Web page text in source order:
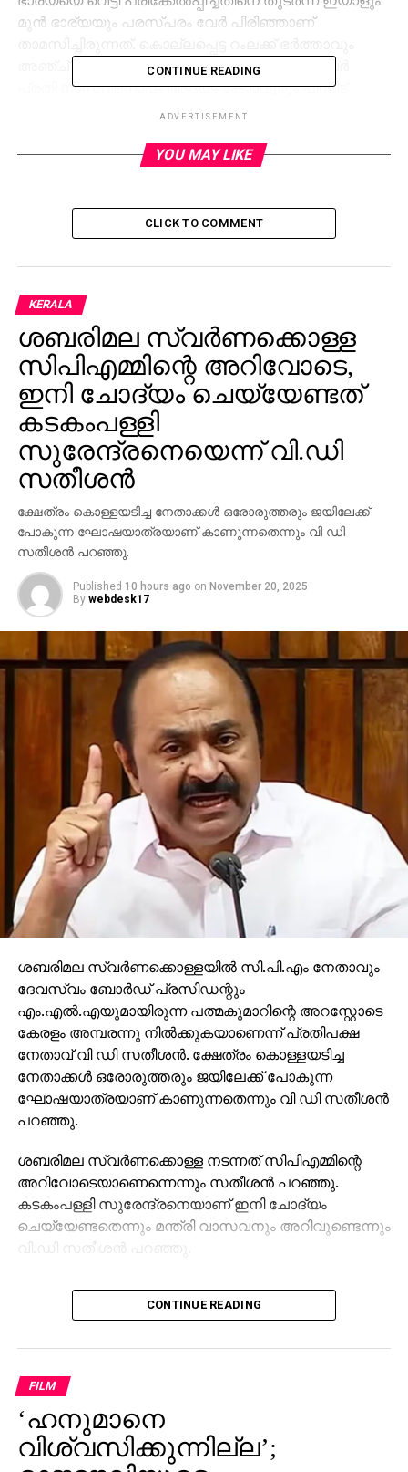
മുന്‍ ഭാര്യയും പരസ്പരം വേര്‍ പിരിഞ്ഞാണ്
അഞ്ച് മക്കളുമുണ്ട്. ഇവരുമായി പിണങ്ങിയ ഇവര്‍
പ്രതി നാസറിനൊപ്പം ആദ്യം കോാവുരും പിന്നീട്
പെരിങ്ങോളത്ത് ഭര്‍ത്താവും ഭാര്യയുമാണെന്ന് പറഞ്ഞ്
മെഡിക്കല്‍ കോളജ് ഭാഗത്ത് റംല കടകളില്‍
പോകാറുണ്ടായിരുന്നു. പ്രതി നാസര്‍ കോഴിക്കോട്
കാന്താരി മുളക് കച്ചവടവും പാളയത്ത് കോഴിമുട്ട
പോകേണ്ടയെന്ന്പറഞ്ഞത് അനുസ്സരിക്കത്തതാണ്
കൊലപതകാത്തിന് കാരണമെന്ന് പ്രതി പൊലീസിനോട്
പറഞ്ഞു. വ്യാജ വിലാസത്തില്‍ ഐ.ഡി ഉണ്ടാക്കിയാണ്
നാസറും റംലയും വാടകക്ക് മുറിയെടുത്തത്.കൊലക്ക്
ശേഷം മുങ്ങിയ നാസറിനെ കണ്ടെത്താന്‍ഇതുമൂലം
പൊലീസിന് ബുദ്ധിമുട്ടായി. വാടക വീട്ടില്‍
നിന്ന്തലയണക്കടിയില്‍ വെച്ച മരുന്നിന്റെ ഷീട്ടില്‍
എഴുതിയ പേരും വീട്ടുപേരുമാണ് പ്രതിയെ
വലയിലാക്കാന്‍ പൊലീസിനെ സഹായിച്ചത്.
ഇരുപത്തി മൂന്നോളം ആസ്പത്രിയില്‍ നിന്നായി
നടത്തിയ തെളിവെടുപ്പിലാണ് പ്രതിയെ കുറിച്ച്
കൃത്യമായ സൂചന പൊലീസിന് ലഭിച്ചത്. റംലയുടെ
മുന്‍ ഭര്‍ത്താവിന്റെപേരും നാസര്‍ എന്ന് തന്നെയാണ് .
തിരൂര്‍ ഉണ്ണ്യാലിലുള്ള ഭാര്യ വീട്ടില്‍ വെച്ചാണ്
പ്രതിയെ പിടികൂടിയത്. കോടതിയില്‍ ഹാജരാക്കിയ
പ്രതിയെ അഞ്ച് ദിവസം പൊലീസ് കസ്റ്റഡിയില്‍ വിട്ടു.
ചേവായൂര്‍ സര്‍ക്കിള്‍ ഇന്‍സ്‌പെക്ടര്‍ കെ.കെ
ബിജുവിനോടൊപ്പം മലപ്പുറം കല്‍പ്പകഞ്ചേരി പൊലീസ്
സ്റ്റേഷനിലെ എ എസ് ഐ സുഗീഷ് കുമാര്‍,
കുന്ദമംഗലം പൊലീസ് സ്റ്റേഷനിലെ ബാബു മണാശ്ശേരി,
പ്രബിന്‍, പ്രശാന്ത്, ഉസ്മാന്‍ വയനാട്, മുഹമ്മദാലി,
അജിത്ത്കുമാര്‍, ദീപുകുമാര്‍ എന്നിവരും
സംഘത്തിലുണ്ടായിരുന്നു
RELATED TOPICS:
UP NEXT
അത് നാഥുറാമിന്റെ പ്രേതം തന്നെ
DON'T MISS
സാമ്പത്തിക വളര്‍ച്ച തകര്‍ത്തത് നോട്ട്
നിരോധനം: രഘുറാം രാജന്‍
CONTINUE READING
ADVERTISEMENT
YOU MAY LIKE
CLICK TO COMMENT
KERALA
ശബരിമല സ്വര്‍ണക്കൊള്ള
സിപിഎമ്മിന്റെ അറിവോടെ,
ഇനി ചോദ്യം ചെയ്യേണ്ടത്
കടകംപള്ളി
സുരേന്ദ്രനെയെന്ന് വി.ഡി
സതീശന്‍
ക്ഷേത്രം കൊള്ളയടിച്ച നേതാക്കള്‍ ഒരോരുത്തരും ജയിലേക്ക്
പോകുന്ന ഘോഷയാത്രയാണ് കാണുന്നതെന്നും വി ഡി
സതീശന്‍ പറഞ്ഞു.
Published 10 hours ago on November 20, 2025
By webdesk17
ശബരിമല സ്വര്‍ണക്കൊള്ളയില്‍ സി.പി.എം നേതാവും
ദേവസ്വം ബോര്‍ഡ് പ്രസിഡന്റും
എം.എല്‍.എയുമായിരുന്ന പത്മകുമാറിന്റെ അറസ്റ്റോടെ
കേരളം അമ്പരന്നു നില്‍ക്കുകയാണെന്ന് പ്രതിപക്ഷ
നേതാവ് വി ഡി സതീശന്‍. ക്ഷേത്രം കൊള്ളയടിച്ച
നേതാക്കള്‍ ഒരോരുത്തരും ജയിലേക്ക് പോകുന്ന
ഘോഷയാത്രയാണ് കാണുന്നതെന്നും വി ഡി സതീശന്‍
പറഞ്ഞു.
ശബരിമല സ്വര്‍ണക്കൊള്ള നടന്നത് സിപിഎമ്മിന്റെ
അറിവോടെയാണെന്നെന്നും സതീശന്‍ പറഞ്ഞു.
കടകംപള്ളി സുരേന്ദ്രനെയാണ് ഇനി ചോദ്യം
ചെയ്യേണ്ടതെന്നും മന്ത്രി വാസവനും അറിവുണ്ടെന്നും
വി.ഡി സതീശന്‍ പറഞ്ഞു.
ശബരിമല സ്വര്‍ണക്കൊള്ളയില്‍ മുഖ്യമന്ത്രി
പിണറായി വിജയന്‍ എന്തുകൊണ്ട് മൗനം പാലിക്കുന്നു.
പാര്‍ട്ടിക്ക് ഒരു കുഴപ്പവുമില്ലെന്ന് പറയാന്‍ എം.വി
ഗോവിന്ദന് മാത്രമേ കഴിയൂവെന്നും വി.ഡി സതീശന്‍
പരിഹസിച്ചു. എന്തുകൊണ്ട് ദേവസ്വം ബോര്‍ഡ്
പോറ്റിക്കെതിരെ പരാതി നല്‍കിയില്ലെന്നും പോറ്റി
കുടുങ്ങിയാല്‍ പലരും കുടുങ്ങും എന്ന് സിപിഎമ്മിന്
അറിയാമായിരുന്നുവെന്നും അദ്ദേഹം കൂട്ടിച്ചേര്‍ത്തു.
CONTINUE READING
FILM
‘ഹനുമാനെ
വിശ്വസിക്കുന്നില്ല’;